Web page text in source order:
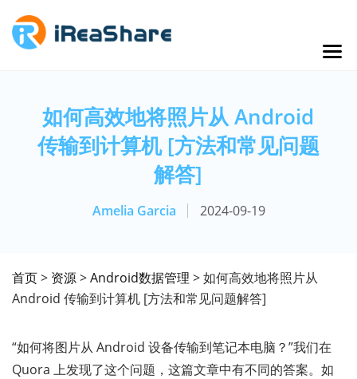
如何高效地将照片从 Android
传输到计算机 [方法和常见问题
解答]
Amelia Garcia 2024-09-19
首页> 资源>Android数据管理 > 如何高效地将照片从
Android 传输到计算机 [方法和常见问题解答]
“如何将图片从 Android 设备传输到笔记本电脑？”我们在
Quora 上发现了这个问题，这篇文章中有不同的答案。如